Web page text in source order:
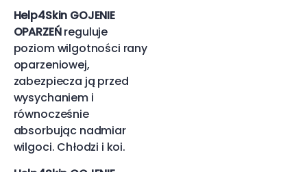
Help4Skin GOJENIE
OPARZEŃreguluje
poziom wilgotności rany
oparzeniowej,
zabezpiecza ją przed
wysychaniem i
równocześnie
absorbując nadmiar
wilgoci. Chłodzi i koi.